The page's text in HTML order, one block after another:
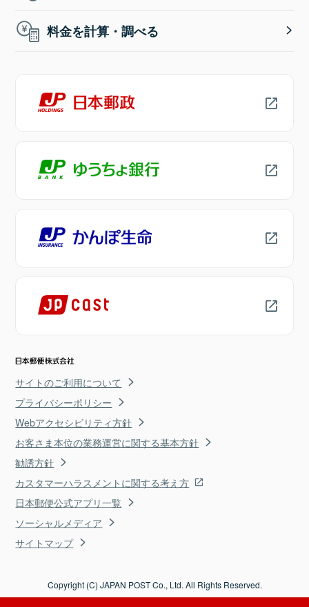
料金を計算・調べる
サイトのご利用について
プライバシーポリシー
Webアクセシビリティ方針
お客さま本位の業務運営に関する基本方針
勧誘方針
カスタマーハラスメントに関する考え方
日本郵便公式アプリ一覧
ソーシャルメディア
サイトマップ
Copyright (C) JAPAN POST Co., Ltd. All Rights Reserved.